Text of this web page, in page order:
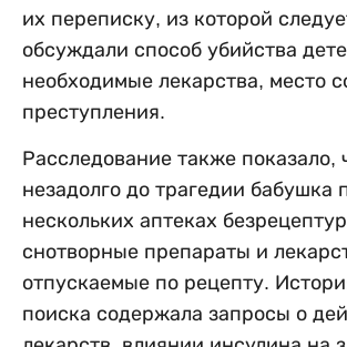
их переписку, из которой
обсуждали способ убийства
необходимые лекарства, место
преступления.
Расследование также показало,
незадолго до трагедии бабушка
нескольких аптеках
снотворные препараты и
отпускаемые по рецепту.
поиска содержала запросы о